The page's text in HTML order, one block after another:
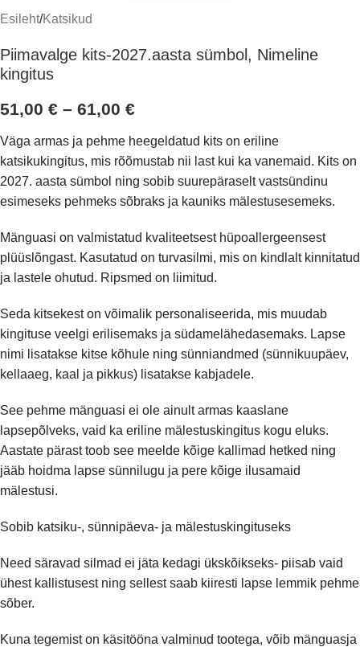
Esileht/Katsikud
Piimavalge kits-2027.aasta sümbol, Nimeline
kingitus
51,00 € – 61,00 €
Väga armas ja pehme heegeldatud kits on eriline
katsikukingitus, mis rõõmustab nii last kui ka vanemaid. Kits on
2027. aasta sümbol ning sobib suurepäraselt vastsündinu
esimeseks pehmeks sõbraks ja kauniks mälestusesemeks.
Mänguasi on valmistatud kvaliteetsest hüpoallergeensest
plüüslõngast. Kasutatud on turvasilmi, mis on kindlalt kinnitatud
ja lastele ohutud. Ripsmed on liimitud.
Seda kitsekest on võimalik personaliseerida, mis muudab
kingituse veelgi erilisemaks ja südamelähedasemaks. Lapse
nimi lisatakse kitse kõhule ning sünniandmed (sünnikuupäev,
kellaaeg, kaal ja pikkus) lisatakse kabjadele.
See pehme mänguasi ei ole ainult armas kaaslane
lapsepõlveks, vaid ka eriline mälestuskingitus kogu eluks.
Aastate pärast toob see meelde kõige kallimad hetked ning
jääb hoidma lapse sünnilugu ja pere kõige ilusamaid
mälestusi.
Sobib katsiku-, sünnipäeva- ja mälestuskingituseks
Need säravad silmad ei jäta kedagi ükskõikseks- piisab vaid
ühest kallistusest ning sellest saab kiiresti lapse lemmik pehme
sõber.
Kuna tegemist on käsitööna valminud tootega, võib mänguasja